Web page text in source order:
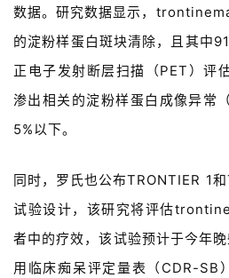
精
彩
活
动
B
融
资
平
台
数据。研究数据显示，
的淀粉样蛋白斑块清除， 且 其中
正电子发射断层扫描（PET）评
渗出相关的淀粉样蛋白成像异常
5%以下。
同时， 罗氏也公布TRONTIER 1
试验设计，该研究将评估
者中的疗效，该试验预计于今年晚
用临床痴呆评定量表（CDR-SB